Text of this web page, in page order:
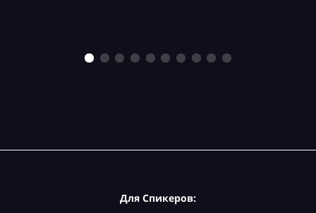
Для Спикеров: